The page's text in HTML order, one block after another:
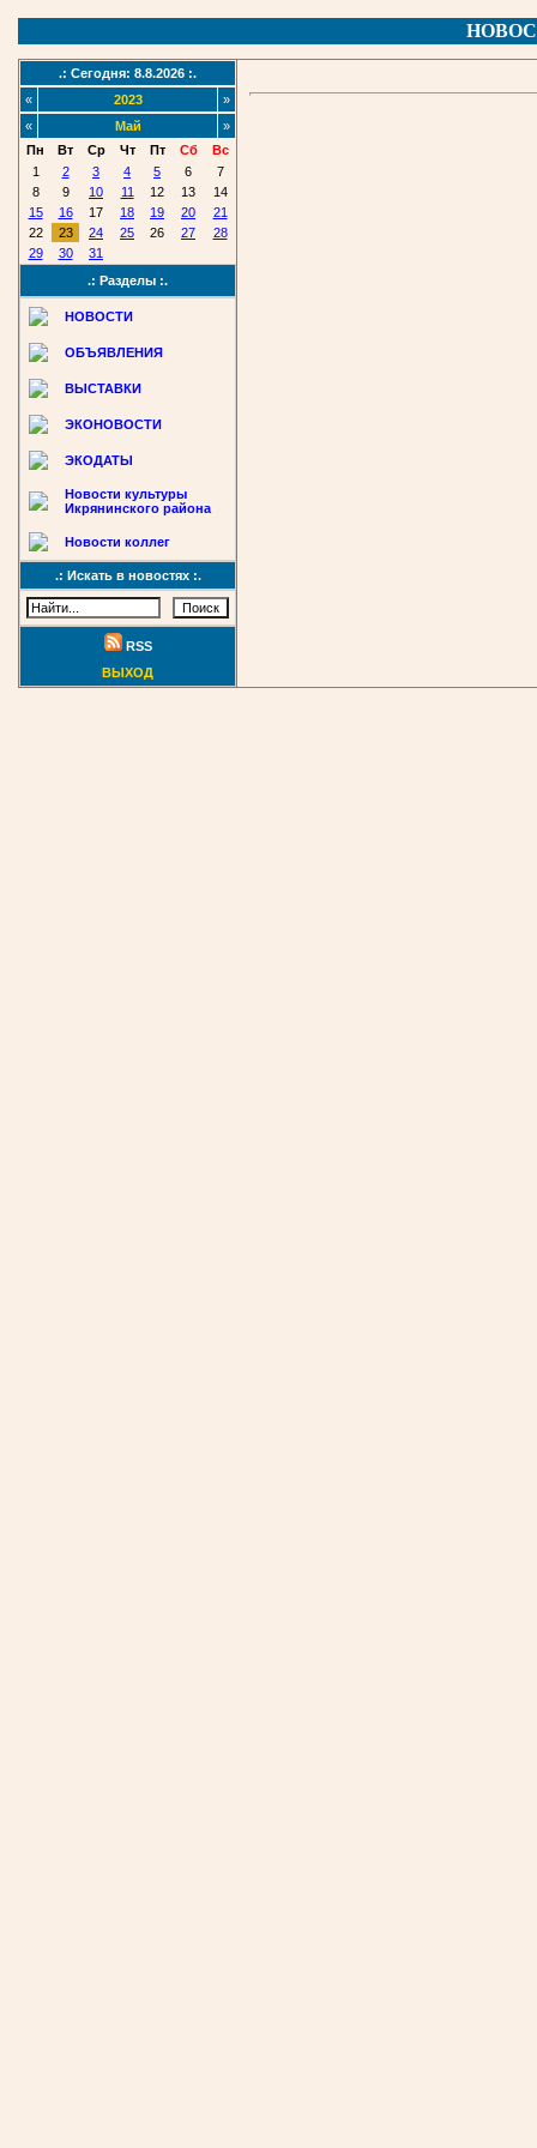
.: Сегодня: 8.8.2026 :.
«
2023
»
«
Май
»
Пн
Вт Ср Чт Пт Сб
Вс
1
2 3 4 5 6
7
8
9 10 11 12 13
14
15
16 17 18 19 20
21
22
23 24 25 26 27
28
29
30
31
.: Разделы :.
НОВОСТИ
ОБЪЯВЛЕНИЯ
ВЫСТАВКИ
ЭКОНОВОСТИ
ЭКОДАТЫ
Новости культуры
Икрянинского района
Новости коллег
.: Искать в новостях :.
RSS
ВЫХОД